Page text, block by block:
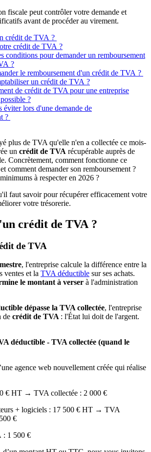
fiscale peut contrôler votre demande et
avant de procéder au virement.
crédit de TVA ?
crédit de TVA ?
conditions pour demander un remboursement
?
le remboursement d'un crédit de TVA ?
un crédit de TVA ?
de crédit de TVA pour une entreprise
?
éviter lors d'une demande de
?
plus de TVA qu'elle n'en a collectée ce mois-
un crédit de TVA récupérable auprès de
Concrètement, comment fonctionne ce
comment demander son remboursement ?
à respecter en 2026 ?
faut savoir pour récupérer efficacement votre
votre trésorerie.
crédit de TVA ?
de TVA
, l'entreprise calcule la différence entre la
ventes et la TVA déductible sur ses achats.
le montant à verser à l'administration
dépasse la TVA collectée, l'entreprise
de crédit de TVA : l'État lui doit de l'argent.
déductible - TVA collectée (quand le
agence web nouvellement créée qui réalise
€ HT → TVA collectée : 2 000 €
+ logiciels : 17 500 € HT → TVA
€
: 1 500 €